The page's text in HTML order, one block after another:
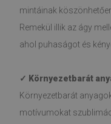
mintáinak
Remekül illik az ágy
ahol puhaságot és
✓ Környezetbarát
Környezetbarát
motívumokat